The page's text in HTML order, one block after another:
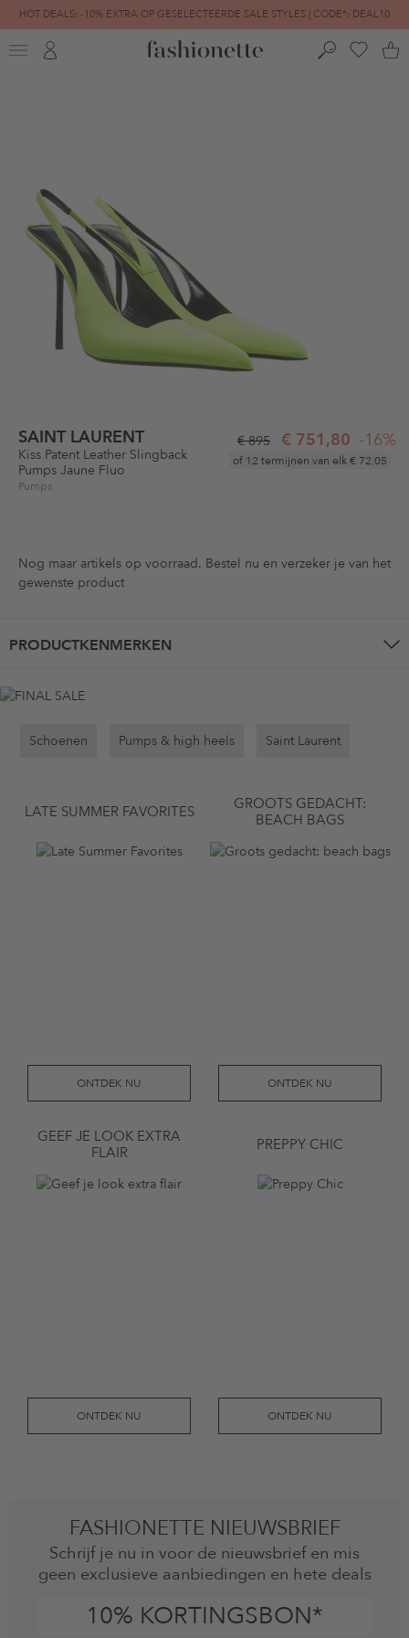
HOT DEALS: -10% EXTRA OP GESELECTEERDE SALE STYLES | CODE*: DEAL10
FINAL SALE | TOT -80% GEREDUCEERD
SAINT LAURENT
Kiss Patent Leather Slingback
Pumps Jaune Fluo
Pumps
€ 895 € 751,80 -16%
of 12 termijnen van elk€ 72,05
Nog maar artikels op voorraad. Bestel nu en verzeker je van het
gewenste product
PRODUCTKENMERKEN
Schoenen Pumps & high heels Saint Laurent
LATE SUMMER FAVORITES
ONTDEK NU
GROOTS GEDACHT:
BEACH BAGS
ONTDEK NU
GEEF JE LOOK EXTRA
FLAIR
ONTDEK NU
PREPPY CHIC
ONTDEK NU
FASHIONETTE NIEUWSBRIEF
Schrijf je nu in voor de nieuwsbrief en mis
geen exclusieve aanbiedingen en hete deals
10% KORTINGSBON*